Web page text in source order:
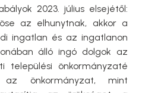
2023. július elsejétől:
az elhunytnak, akkor a
ingatlan és az ingatlanon
álló ingó dolgok az
települési önkormányzaté
az önkormányzat, mint